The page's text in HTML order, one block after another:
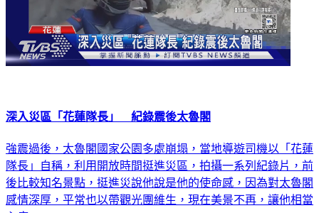
深入災區「花蓮隊長」 紀錄震後太魯閣
強震過後，太魯閣國家公園多處崩塌，當地導遊司機以「花蓮
隊長」自稱，利用開放時間挺進災區，拍攝一系列紀錄片，前
後比較知名景點，挺進災說他說是他的使命感，因為對太魯閣
感情深厚，平常也以帶觀光團維生，現在美景不再，讓他相當